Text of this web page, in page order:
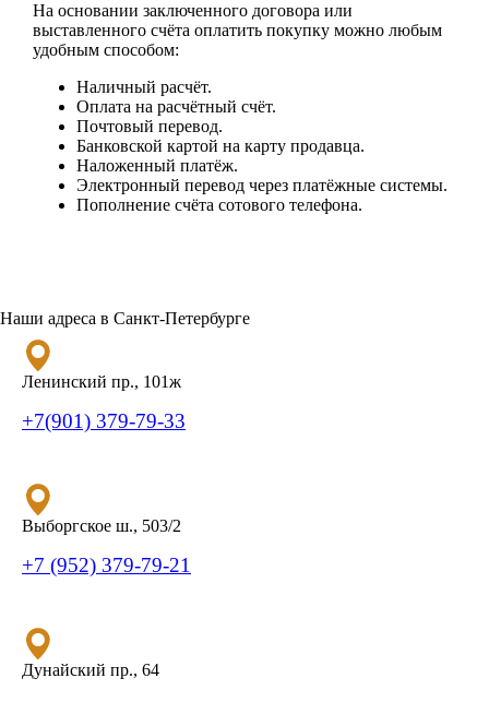
На основании заключенного договора или
выставленного счёта оплатить покупку можно любым
удобным способом:
Наличный расчёт.
Оплата на расчётный счёт.
Почтовый перевод.
Банковской картой на карту продавца.
Наложенный платёж.
Электронный перевод через платёжные системы.
Пополнение счёта сотового телефона.
Наши адреса в Санкт-Петербурге
Ленинский пр., 101ж
+7(901) 379-79-33
Выборгское ш., 503/2
+7 (952) 379-79-21
Дунайский пр., 64